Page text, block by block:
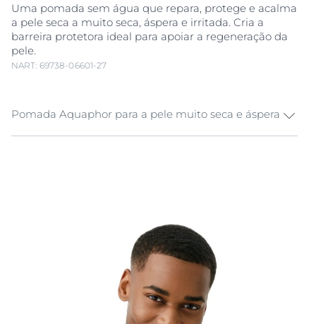
Uma pomada sem água que repara, protege e acalma
a pele seca a muito seca, áspera e irritada. Cria a
barreira protetora ideal para apoiar a regeneração da
pele.
NART: 69738-06601-27
Pomada Aquaphor para a pele muito seca e áspera
a muito seca, áspera e irritada os cuidados de
emergência de que ela necessita. Esta pomada, sem
água, forma uma barreira protetora semipermeável
sobre a pele que apoia a passagem natural de vapor
de água para dentro e para fora da pele, permitindo
que esta “respire” e reforçando a sua função protetora
natural. A pomada é enriquecida com